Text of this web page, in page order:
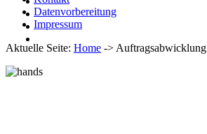
Datenvorbereitung
Impressum
Aktuelle Seite: Home -> Auftragsabwicklung